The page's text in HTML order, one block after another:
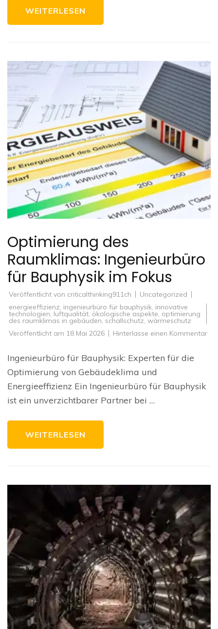
WEITERLESEN
Optimierung des
Raumklimas: Ingenieurbüro
für Bauphysik im Fokus
Veröffentlicht von criticalthinking911ch
Uncategorized
energieeffizienz, ingenieurbüro für bauphysik, innovative
technologien, luftqualität, ökologische aspekte, optimierung
des raumklimas in gebäuden, schallschutz, wärmeschutz
Veröffentlicht am 18 Mai 2026 Hinterlasse einen Kommentarzu
Ingenieurbüro für Bauphysik: Experten für die
Optimierung von Gebäudeklima und
Energieeffizienz Ein Ingenieurbüro für Bauphysik
ist ein unverzichtbarer Partner bei …
WEITERLESEN